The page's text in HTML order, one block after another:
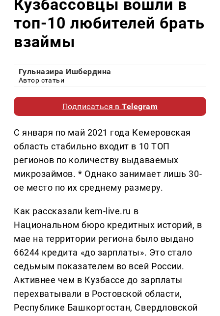
Кузбассовцы вошли в
топ-10 любителей брать
взаймы
Гульназира Ишбердина
Автор статьи
Подписаться вTelegram
С января по май 2021 года Кемеровская
область стабильно входит в 10 ТОП
регионов по количеству выдаваемых
микрозаймов. * Однако занимает лишь 30-
ое место по их среднему размеру.
Как рассказали kem-live.ru в
Национальном бюро кредитных историй, в
мае на территории региона было выдано
66244 кредита «до зарплаты». Это стало
седьмым показателем во всей России.
Активнее чем в Кузбассе до зарплаты
перехватывали в Ростовской области,
Республике Башкортостан, Свердловской